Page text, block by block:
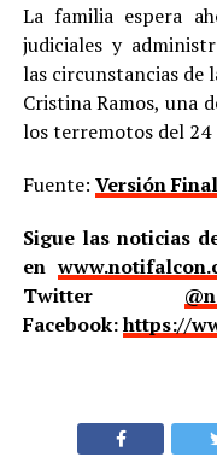
La familia espera
judiciales y
las circunstancias de
Cristina Ramos, una
los terremotos del 24
Fuente: Versión Final
Sigue las noticias
en
Twitter
Facebook:https://